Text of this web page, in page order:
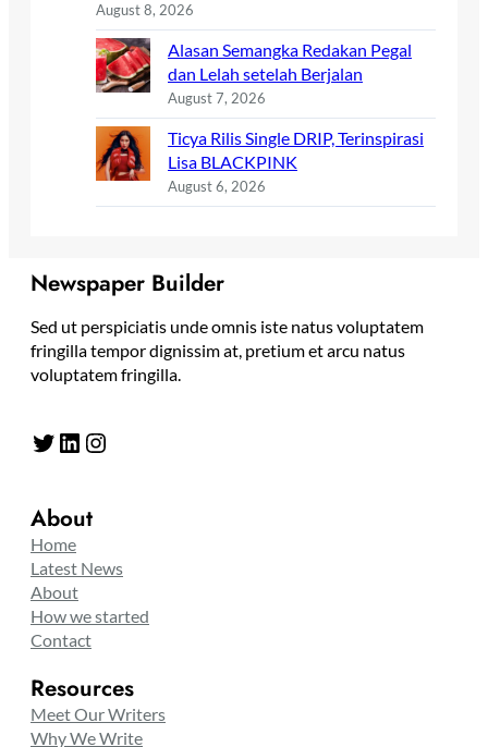
August 8, 2026
Alasan Semangka Redakan Pegal
dan Lelah setelah Berjalan
August 7, 2026
Ticya Rilis Single DRIP, Terinspirasi
Lisa BLACKPINK
August 6, 2026
Newspaper Builder
Sed ut perspiciatis unde omnis iste natus voluptatem
fringilla tempor dignissim at, pretium et arcu natus
voluptatem fringilla.
Twitter LinkedIn Instagram
About
Home
Latest News
About
How we started
Contact
Resources
Meet Our Writers
Why We Write